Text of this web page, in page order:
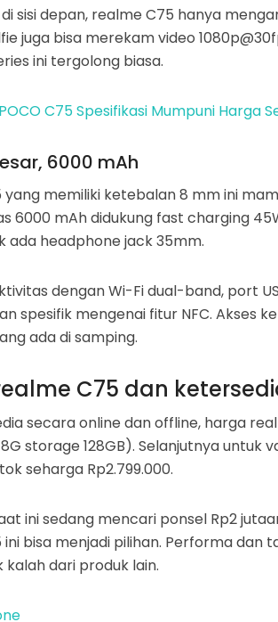
sisi depan, realme C75 hanya
juga bisa merekam video
ini tergolong biasa.
POCO C75 Spesifikasi Mumpuni Harga
6000 mAh
yang memiliki ketebalan 8 mm ini
6000 mAh didukung fast charging
ada headphone jack 35mm.
dengan Wi-Fi dual-band, port
spesifik mengenai fitur NFC. Akses
ada di samping.
C75 dan
secara online dan offline, harga
storage 128GB). Selanjutnya untuk
seharga Rp2.799.000.
ini sedang mencari ponsel Rp2
ini bisa menjadi pilihan. Performa dan
kalah dari produk lain.